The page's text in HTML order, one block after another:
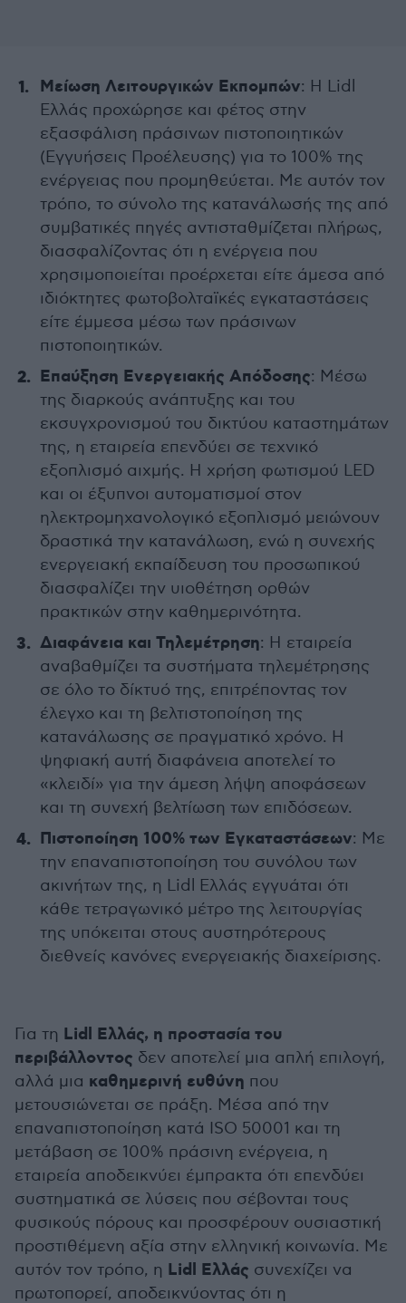
Μείωση Λειτουργικών Εκπομπών: Η Lidl
Ελλάς προχώρησε και φέτος στην
εξασφάλιση πράσινων πιστοποιητικών
(Εγγυήσεις Προέλευσης) για το 100% της
ενέργειας που προμηθεύεται. Με αυτόν τον
τρόπο, το σύνολο της κατανάλωσής της από
συμβατικές πηγές αντισταθμίζεται πλήρως,
διασφαλίζοντας ότι η ενέργεια που
χρησιμοποιείται προέρχεται είτε άμεσα από
ιδιόκτητες φωτοβολταϊκές εγκαταστάσεις
είτε έμμεσα μέσω των πράσινων
πιστοποιητικών.
Επαύξηση Ενεργειακής Απόδοσης: Μέσω
της διαρκούς ανάπτυξης και του
εκσυγχρονισμού του δικτύου καταστημάτων
της, η εταιρεία επενδύει σε τεχνικό
εξοπλισμό αιχμής. Η χρήση φωτισμού LED
και οι έξυπνοι αυτοματισμοί στον
ηλεκτρομηχανολογικό εξοπλισμό μειώνουν
δραστικά την κατανάλωση, ενώ η συνεχής
ενεργειακή εκπαίδευση του προσωπικού
διασφαλίζει την υιοθέτηση ορθών
πρακτικών στην καθημερινότητα.
Διαφάνεια και Τηλεμέτρηση: Η εταιρεία
αναβαθμίζει τα συστήματα τηλεμέτρησης
σε όλο το δίκτυό της, επιτρέποντας τον
έλεγχο και τη βελτιστοποίηση της
κατανάλωσης σε πραγματικό χρόνο. Η
ψηφιακή αυτή διαφάνεια αποτελεί το
«κλειδί» για την άμεση λήψη αποφάσεων
και τη συνεχή βελτίωση των επιδόσεων.
Πιστοποίηση 100% των Εγκαταστάσεων: Με
την επαναπιστοποίηση του συνόλου των
ακινήτων της, η Lidl Ελλάς εγγυάται ότι
κάθε τετραγωνικό μέτρο της λειτουργίας
της υπόκειται στους αυστηρότερους
διεθνείς κανόνες ενεργειακής διαχείρισης.
Για τη Lidl Ελλάς, η προστασία του
περιβάλλοντος δεν αποτελεί μια απλή επιλογή,
αλλά μια καθημερινή ευθύνη που
μετουσιώνεται σε πράξη. Μέσα από την
επαναπιστοποίηση κατά ISO 50001 και τη
μετάβαση σε 100% πράσινη ενέργεια, η
εταιρεία αποδεικνύει έμπρακτα ότι επενδύει
συστηματικά σε λύσεις που σέβονται τους
φυσικούς πόρους και προσφέρουν ουσιαστική
προστιθέμενη αξία στην ελληνική κοινωνία. Με
αυτόν τον τρόπο, η Lidl Ελλάς συνεχίζει να
πρωτοπορεί, αποδεικνύοντας ότι η